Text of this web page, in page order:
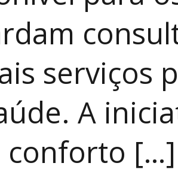
serviços
A
conforto […]